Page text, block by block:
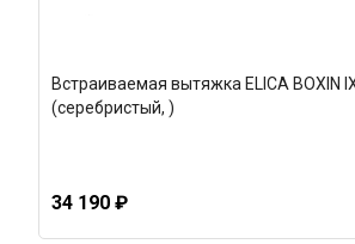
Встраиваемая вытяжка ELICA BOXIN
(серебристый, )
34 190 ₽